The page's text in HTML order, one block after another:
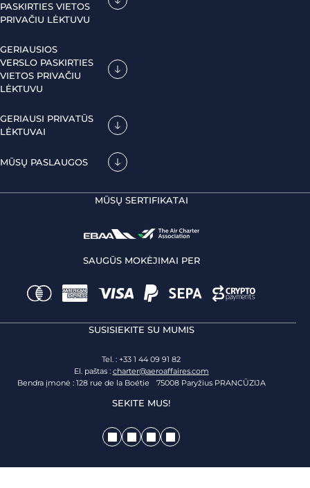
PASKIRTIES VIETOS
PRIVAČIU LĖKTUVU
GERIAUSIOS
VERSLO PASKIRTIES
VIETOS PRIVAČIU
LĖKTUVU
GERIAUSI PRIVATŪS
LĖKTUVAI
MŪSŲ PASLAUGOS
MŪSŲ SERTIFIKATAI
SAUGŪS MOKĖJIMAI PER
SUSISIEKITE SU MUMIS
Tel. : +33 1 44 09 91 82
El. paštas : charter@aeroaffaires.com
Bendra įmonė : 128 rue de la Boétie 75008 Paryžius PRANCŪZIJA
SEKITE MUS!